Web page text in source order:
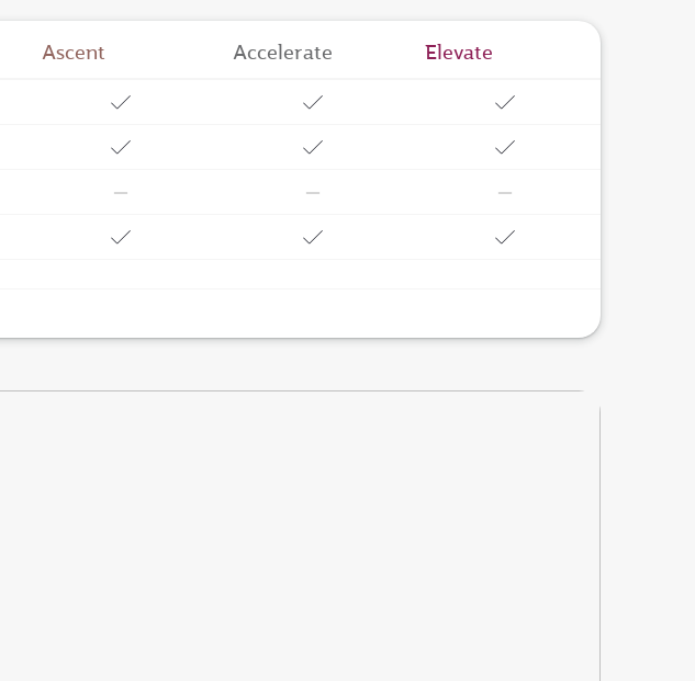
Ascent Accelerate Elevate